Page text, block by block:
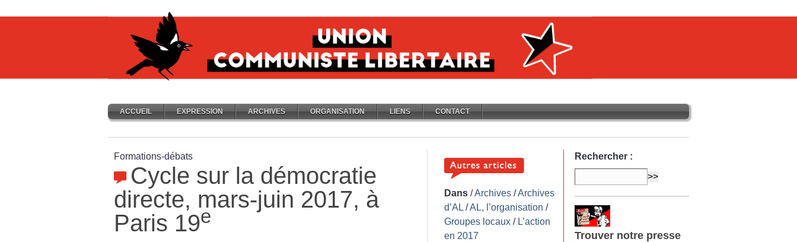
ACCUEIL EXPRESSION ARCHIVES ORGANISATION LIENS CONTACT
Formations-débats
Cycle sur la démocratie
directe, mars-juin 2017, à
Paris 19e
Dans /Archives /Archives
d’AL /AL, l’organisation /
Groupes locaux / L’action
en 2017
Rechercher :
Trouver notre presse